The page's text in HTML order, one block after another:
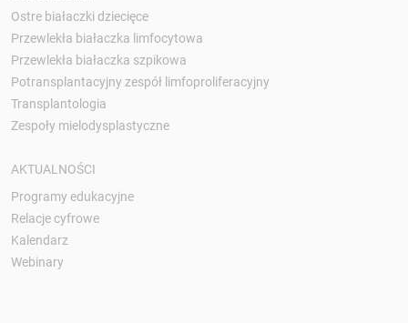
Ostre białaczki dziecięce
Przewlekła białaczka limfocytowa
Przewlekła białaczka szpikowa
Potransplantacyjny zespół limfoproliferacyjny
Transplantologia
Zespoły mielodysplastyczne
AKTUALNOŚCI
Programy edukacyjne
Relacje cyfrowe
Kalendarz
Webinary